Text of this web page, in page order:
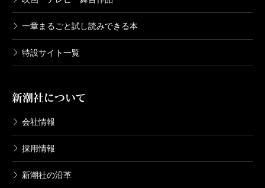
一章まるごと試し読みできる本
特設サイト一覧
新潮社について
会社情報
採用情報
新潮社の沿革